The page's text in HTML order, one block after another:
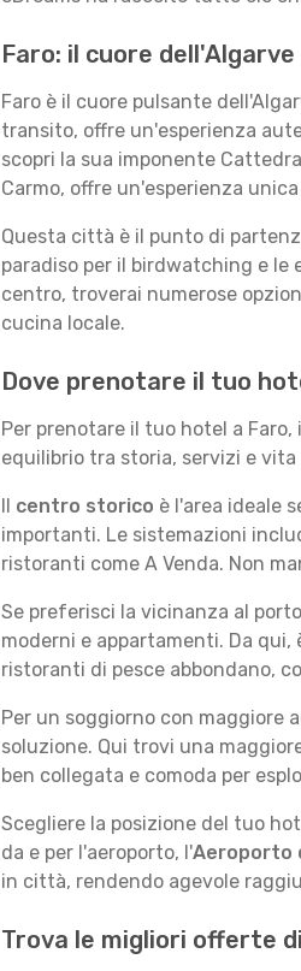
Faro: il cuore dell'Algarve
Faro è il cuore pulsante
transito, offre un'esperienza
scopri la sua imponente
Carmo, offre un'esperienza
Questa città è il punto di
paradiso per il birdwatching e le
centro, troverai numerose
cucina locale.
Dove prenotare il tuo
Per prenotare il tuo hotel a Faro,
equilibrio tra storia, servizi e vita
Il centro storico è l'area ideale
importanti. Le sistemazioni
ristoranti come A Venda. Non
Se preferisci la vicinanza al
moderni e appartamenti. Da
ristoranti di pesce abbondano,
Per un soggiorno con maggiore
soluzione. Qui trovi una
ben collegata e comoda per
Scegliere la posizione del tuo
da e per l'aeroporto, l'Aeroporto
in città, rendendo agevole
Trova le migliori offerte